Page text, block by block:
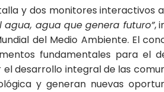
y dos monitores interactivos
agua, agua que genera futuro”,
del Medio Ambiente. El
fundamentales para el
desarrollo integral de las
y generan nuevas